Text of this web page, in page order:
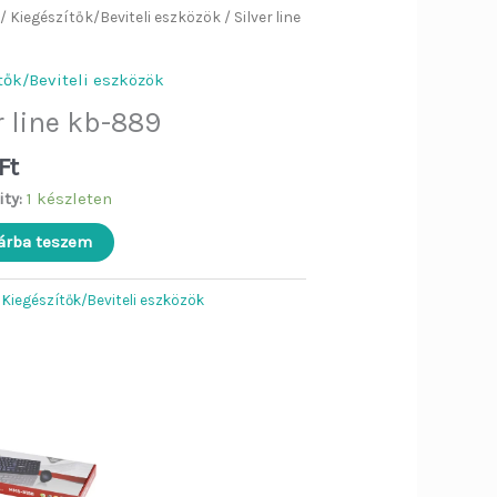
/ Kiegészítők/Beviteli eszközök / Silver line
Beviteli eszközök
line kb-889
Ft
1 készleten
teszem
Kiegészítők/Beviteli eszközök